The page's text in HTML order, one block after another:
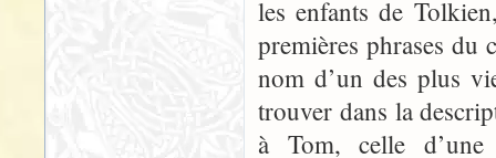
les enfants de
premières phrases
nom d’un des plus
trouver dans la
à Tom, celle d’une